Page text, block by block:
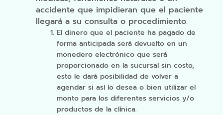
accidente que impidieran que el paciente
llegará a su consulta o procedimiento.
El dinero que el paciente ha pagado de
forma anticipada será devuelto en un
monedero electrónico que será
proporcionado en la sucursal sin costo,
esto le dará posibilidad de volver a
agendar si así lo desea o bien utilizar el
monto para los diferentes servicios y/o
productos de la clínica.